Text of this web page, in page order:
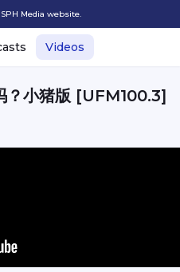
Media website.
Videos
？小猪版 [UFM100.3]